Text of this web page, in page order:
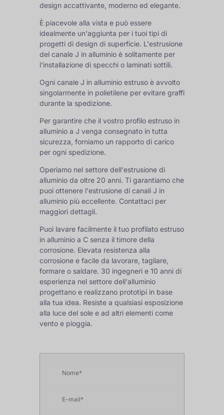
design accattivante, moderno ed elegante.
È piacevole alla vista e può essere
idealmente un'aggiunta per i tuoi tipi di
progetti di design di superficie. L'estrusione
del canale J in alluminio è solitamente per
l'installazione di specchi o laminati sottili.
Ogni canale J in alluminio estruso è avvolto
singolarmente in polietilene per evitare graffi
durante la spedizione.
Per garantire che il vostro profilo estruso in
alluminio a J venga consegnato in tutta
sicurezza, forniamo un rapporto di carico
per ogni spedizione.
Operiamo nel settore dell'estrusione di
alluminio da oltre 20 anni. Ti garantiamo che
puoi ottenere l'estrusione di canali J in
alluminio più eccellente. Contattaci per
maggiori dettagli.
Puoi lavare facilmente il tuo profilato estruso
in alluminio a C senza il timore della
corrosione. Elevata resistenza alla
corrosione e facile da lavorare, tagliare,
formare o saldare. 30 ingegneri e 10 anni di
esperienza nel settore dell'alluminio
progettano e realizzano prototipi in base
alla tua idea. Resiste a qualsiasi esposizione
alla luce del sole e ad altri elementi come
vento e pioggia.